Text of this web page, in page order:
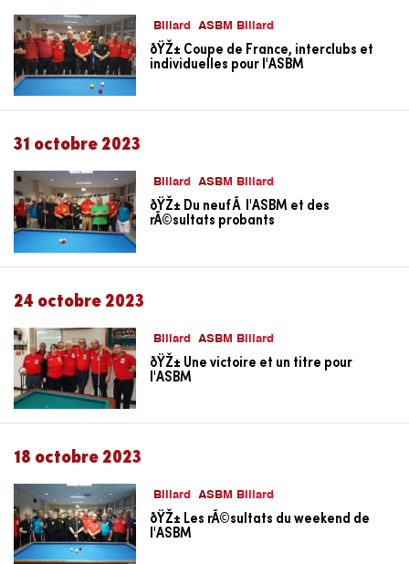
Billard ASBM Billard
ðŸŽ± Coupe de France, interclubs et
individuelles pour l'ASBM
31 octobre 2023
Billard ASBM Billard
ðŸŽ± Du neuf Ã l'ASBM et des
rÃ©sultats probants
24 octobre 2023
Billard ASBM Billard
ðŸŽ± Une victoire et un titre pour
l'ASBM
18 octobre 2023
Billard ASBM Billard
ðŸŽ± Les rÃ©sultats du weekend de
l'ASBM